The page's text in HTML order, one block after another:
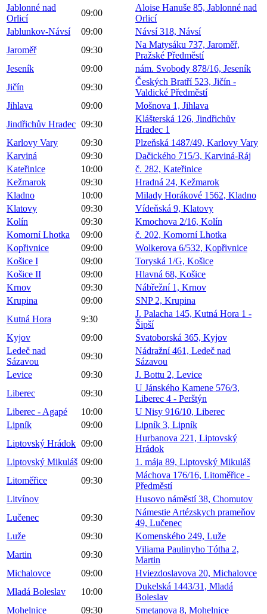
Jablonné nad
Orlicí
09:00
Aloise Hanuše 85, Jablonné nad
Orlicí
Jablunkov-Návsí
09:00
Návsí 318, Návsí
Jaroměř
09:30
Na Matysáku 737, Jaroměř,
Pražské Předměstí
Jeseník
09:00
nám. Svobody 878/16, Jeseník
Jičín
09:30
Českých Bratří 523, Jičín -
Valdické Předměstí
Jihlava
09:00
Mošnova 1, Jihlava
Jindřichův Hradec 09:30
Klášterská 126, Jindřichův
Hradec 1
Karlovy Vary
09:30
Plzeňská 1487/49, Karlovy Vary
Karviná
09:30
Dačického 715/3, Karviná-Ráj
Kateřinice
10:00
č. 282, Kateřinice
Kežmarok
09:30
Hradná 24, Kežmarok
Kladno
10:00
Milady Horákové 1562, Kladno
Klatovy
09:30
Vídeňská 9, Klatovy
Kolín
09:30
Kmochova 2/16, Kolín
Komorní Lhotka
09:00
č. 202, Komorní Lhotka
Kopřivnice
09:00
Wolkerova 6/532, Kopřivnice
Košice I
09:00
Toryská 1/G, Košice
Košice II
09:00
Hlavná 68, Košice
Krnov
09:30
Nábřežní 1, Krnov
Krupina
09:00
SNP 2, Krupina
Kutná Hora
9:30
J. Palacha 145, Kutná Hora 1 -
Šipší
Kyjov
09:00
Svatoborská 365, Kyjov
Ledeč nad
Sázavou
09:30
Nádražní 461, Ledeč nad
Sázavou
Levice
09:30
J. Bottu 2, Levice
Liberec
09:30
U Jánského Kamene 576/3,
Liberec 4 - Perštýn
Liberec - Agapé
10:00
U Nisy 916/10, Liberec
Lipník
09:00
Lipník 3, Lipník
Liptovský Hrádok 09:00
Hurbanova 221, Liptovský
Hrádok
Liptovský Mikuláš 09:00
1. mája 89, Liptovský Mikuláš
Litoměřice
09:30
Máchova 176/16, Litoměřice -
Předměstí
Litvínov
Husovo náměstí 38, Chomutov
Lučenec
09:30
Námestie Artézskych prameňov
49, Lučenec
Luže
09:30
Komenského 249, Luže
Martin
09:30
Viliama Paulinyho Tótha 2,
Martin
Michalovce
09:00
Hviezdoslavova 20, Michalovce
Mladá Boleslav
10:00
Dukelská 1443/31, Mladá
Boleslav
Mohelnice
09:30 Smetanova 8, Mohelnice